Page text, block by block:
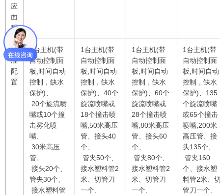
应
面
积
标
准
配
置
1台主机(带
自动控制面
板,时间自动
控制，缺水
保护)、
20个旋流喷
嘴或10个撞
击雾化喷
嘴、
30米高压
管、
接头20个、
管夹30个、
接水塑料管
1台主机(带
自动控制面
板,时间自动
控制，缺水
保护)、40个
旋流喷嘴或
18个撞击喷
嘴,50米高压
管、接头40
个、
管夹50个、
接水塑料管2
米、切管刀
一个.
1台主机(带
自动控制面
板,时间自动
控制，缺水
保护)、60个
旋流喷嘴或
28个撞击喷
嘴,80米高压
管、接头60
个、
管夹80个、
接水塑料管2
米、切管刀
一个.
1台主机(带
自动控制面
板,时间自动
控制，缺水
保护)、135
个旋流喷嘴
或65个撞击
喷嘴,200米
高压管、接
头135个、
管夹160
个、接水塑
料管2米、
管刀一个.